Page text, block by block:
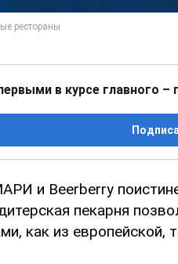
в курсе главного –
и Beerberry
пекарня
как из европейской,